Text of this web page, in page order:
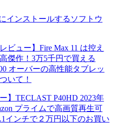
インストールするソフトウ
ビュー】Fire Max 11 は控え
傑作！3万5千円で買える
オーバーの高性能タブレッ
いて！
】TECLAST P40HD 2023年
プライムで高画質再生可
インチで２万円以下のお買い